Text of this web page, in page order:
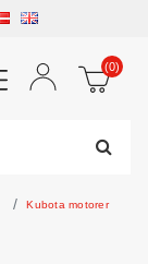
(0)
Kubota motorer